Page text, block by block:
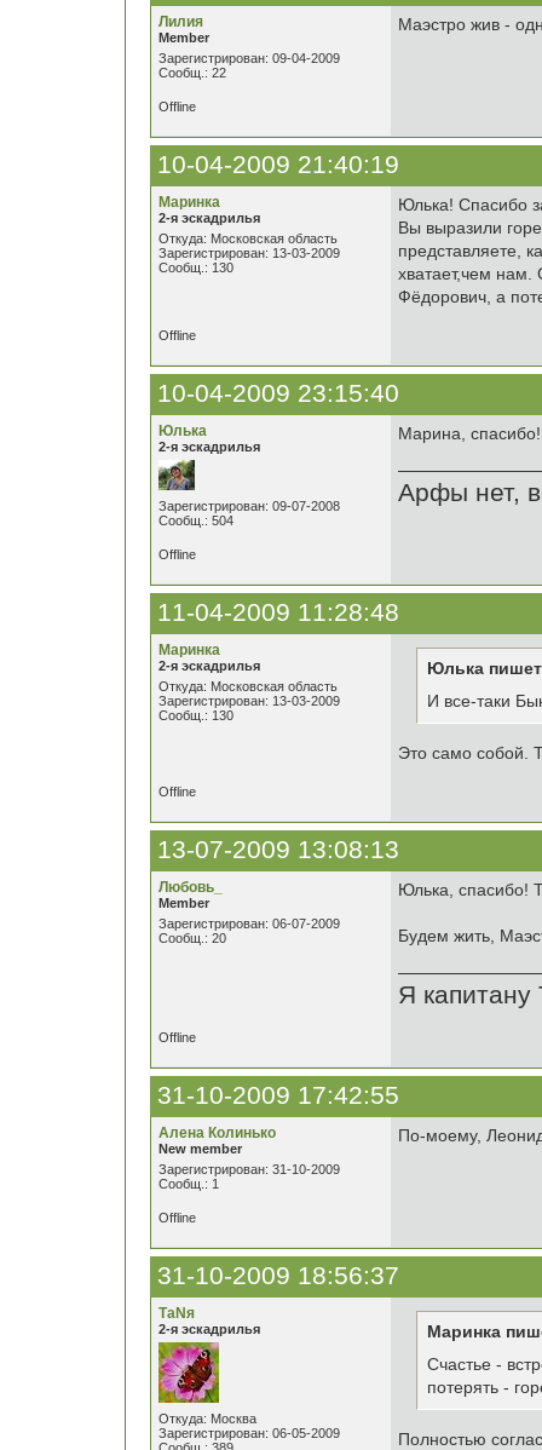
Лилия
Member
Зарегистрирован: 09-04-2009
Сообщ.: 22
Маэстро жив -
Offline
10-04-2009 21:40:19
Маринка
2-я эскадрилья
Откуда: Московская область
Зарегистрирован: 13-03-2009
Сообщ.: 130
Юлька! Спасибо
Вы выразили
представляете,
хватает,чем нам.
Фёдорович, а
Offline
10-04-2009 23:15:40
Юлька
2-я эскадрилья
Зарегистрирован: 09-07-2008
Сообщ.: 504
Марина,
Арфы нет,
Offline
11-04-2009 11:28:48
Маринка
2-я эскадрилья
Откуда: Московская область
Зарегистрирован: 13-03-2009
Сообщ.: 130
Юлька
И все-таки
Это само собой.
Offline
13-07-2009 13:08:13
Любовь_
Member
Зарегистрирован: 06-07-2009
Сообщ.: 20
Юлька, спасибо!
Будем жить,
Я капитану
Offline
31-10-2009 17:42:55
Алена Колинько
New member
Зарегистрирован: 31-10-2009
Сообщ.: 1
По-моему,
Offline
31-10-2009 18:56:37
ТаNя
2-я эскадрилья
Откуда: Москва
Зарегистрирован: 06-05-2009
Маринка
Счастье -
потерять -
Полностью